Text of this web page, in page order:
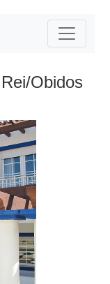
Obidos